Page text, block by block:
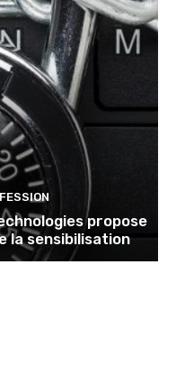
propose
la sensibilisation